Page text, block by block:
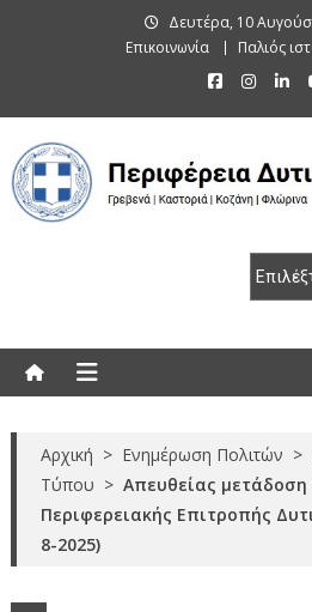
Δευτέρα, 10
Επικοινωνία
Παλιός
Αρχική > Ενημέρωση Πολιτών >
Τύπου > Απευθείας μετάδοση
Περιφερειακής Επιτροπής
8-2025)